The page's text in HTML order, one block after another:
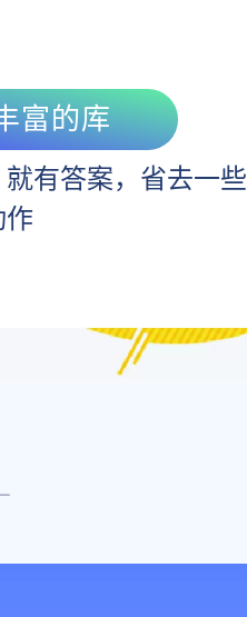
富的库
有答案，省去一些
作